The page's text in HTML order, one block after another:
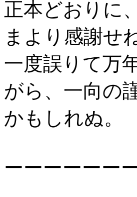
正本どおりに
まより感謝せ
一度誤りて万
がら、一向の
かもしれぬ。
ーーーーーー